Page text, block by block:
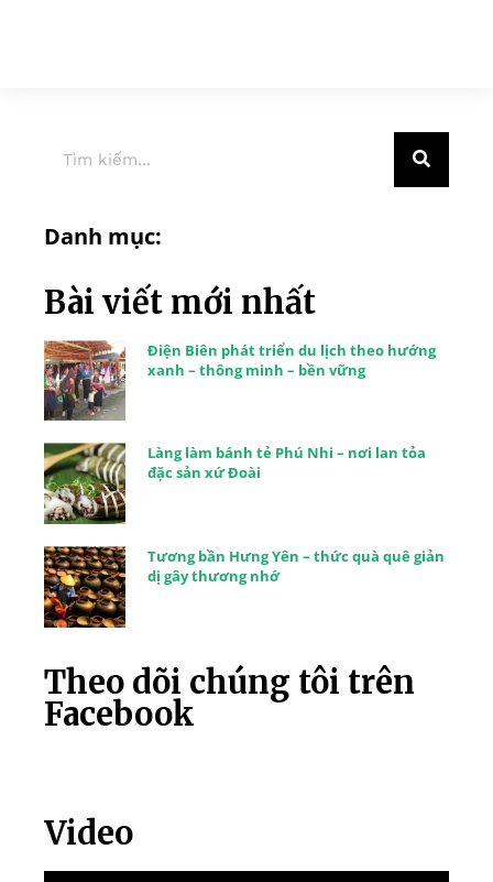
Danh mục:
Bài viết mới nhất
Điện Biên phát triển du lịch theo hướng
xanh – thông minh – bền vững
Làng làm bánh tẻ Phú Nhi – nơi lan tỏa
đặc sản xứ Đoài
Tương bần Hưng Yên – thức quà quê giản
dị gây thương nhớ
Theo dõi chúng tôi trên
Facebook
Video